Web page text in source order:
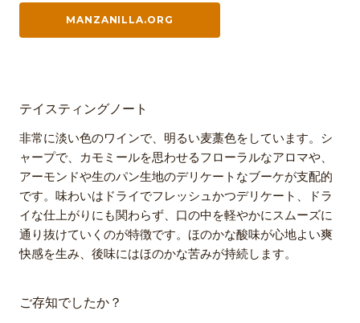
MANZANILLA.ORG
テイスティングノート
非常に淡い色のワインで、明るい麦藁色をしています。シ
ャープで、カモミールを思わせるフローラルなアロマや、
アーモンドや生のパン生地のデリケートなブーケが支配的
です。味わいはドライでフレッシュかつデリケート、ドラ
イな仕上がりにも関わらず、口の中を軽やかにスムーズに
通り抜けていくのが特徴です。ほのかな酸味が心地よい爽
快感を生み、後味にはほのかな苦みが持続します。
ご存知でしたか？